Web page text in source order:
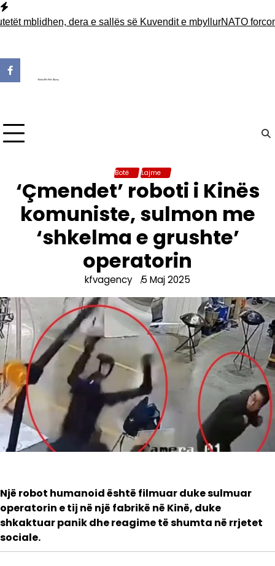
Skip
tomblidhen, dera e sallës së Kuvendit e mbyllurNATO forcon
Botë Lajme
‘Çmendet’ roboti i Kinës
komuniste, sulmon me
‘shkelma e grushte’
operatorin
kfvagency 5 Maj 2025
Një robot humanoid është filmuar duke sulmuar
operatorin e tij në një fabrikë në Kinë, duke
shkaktuar panik dhe reagime të shumta në rrjetet
sociale.